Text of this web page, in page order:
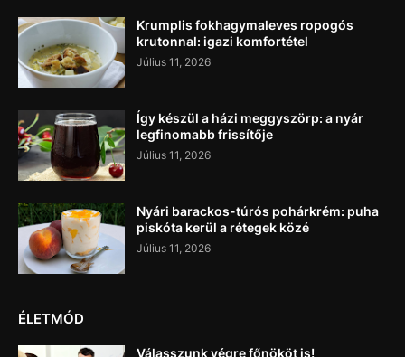
Krumplis fokhagymaleves ropogós
krutonnal: igazi komfortétel
Július 11, 2026
Így készül a házi meggyszörp: a nyár
legfinomabb frissítője
Július 11, 2026
Nyári barackos-túrós pohárkrém: puha
piskóta kerül a rétegek közé
Július 11, 2026
ÉLETMÓD
Válasszunk végre főnököt is!